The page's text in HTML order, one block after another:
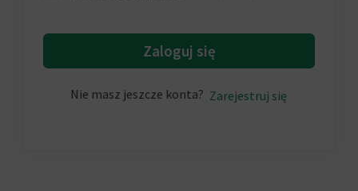
Zaloguj się
Nie masz jeszcze konta? Zarejestruj się